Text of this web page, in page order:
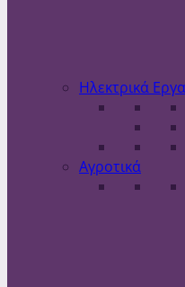
Ηλεκτρικά
Αγροτικά